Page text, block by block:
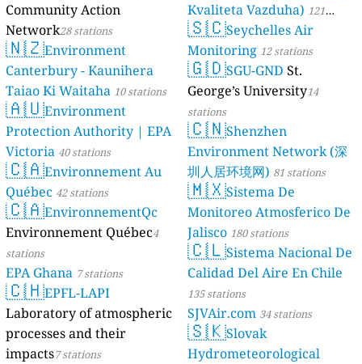
Community Action
Network28 stations
🇳🇿Environment
Canterbury - Kaunihera
Taiao Ki Waitaha 10 stations
🇦🇺Environment
Protection Authority | EPA
Victoria 40 stations
🇨🇦Environnement Au
Québec 42 stations
🇨🇦EnvironnementQc
Environnement Québec4
stations
EPA Ghana 7 stations
🇨🇭EPFL-LAPI
Laboratory of atmospheric
processes and their
impacts7 stations
Kvaliteta Vazduha) 121
stations
🇸🇨Seychelles Air
Monitoring 12 stations
🇬🇩SGU-GND St.
George’s University14
stations
🇨🇳Shenzhen
Environment Network (深
圳人居环境网) 81 stations
🇲🇽Sistema De
Monitoreo Atmosferico De
Jalisco 180 stations
🇨🇱Sistema Nacional De
Calidad Del Aire En Chile
135 stations
SJVAir.com 34 stations
🇸🇰Slovak
Hydrometeorological